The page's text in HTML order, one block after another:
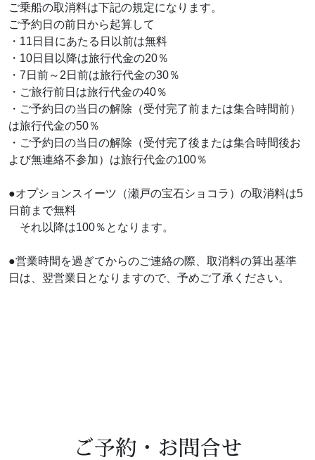
ご乗船の取消料は下記の規定になります。
ご予約日の前日から起算して
・11日目にあたる日以前は無料
・10日目以降は旅行代金の20％
・7日前～2日前は旅行代金の30％
・ご旅行前日は旅行代金の40％
・ご予約日の当日の解除（受付完了前または集合時間前）
は旅行代金の50％
・ご予約日の当日の解除（受付完了後または集合時間後お
よび無連絡不参加）は旅行代金の100％
●オプションスイーツ（瀬戸の宝石ショコラ）の取消料は5
日前まで無料
それ以降は100％となります。
●営業時間を過ぎてからのご連絡の際、取消料の算出基準
日は、翌営業日となりますので、予めご了承ください。
ご予約・お問合せ